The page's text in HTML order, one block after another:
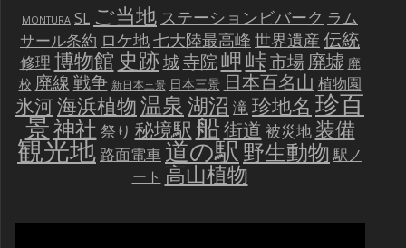
MONTURA SL ご当地 ステーションビバーク ラム
サール条約 ロケ地七大陸最高峰 世界遺産 伝統
修理 博物館 史跡城寺院岬峠市場 廃墟 廃
校 廃線戦争 新日本三景 日本三景 日本百名山 植物園
氷河海浜植物温泉湖沼 滝珍地名 珍百
景神社 祭り 秘境駅船街道 被災地 装備
観光地 路面電車道の駅野生動物 駅ノ
ート 高山植物